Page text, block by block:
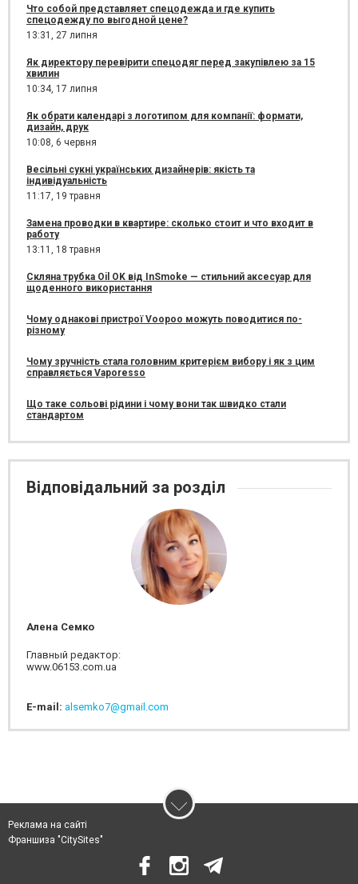
Что собой представляет спецодежда и где купить
спецодежду по выгодной цене?
13:31, 27 липня
Як директору перевірити спецодяг перед закупівлею за 15
хвилин
10:34, 17 липня
Як обрати календарі з логотипом для компанії: формати,
дизайн, друк
10:08, 6 червня
Весільні сукні українських дизайнерів: якість та
індивідуальність
11:17, 19 травня
Замена проводки в квартире: сколько стоит и что входит в
работу
13:11, 18 травня
Скляна трубка Oil OK від InSmoke — стильний аксесуар для
щоденного використання
Чому однакові пристрої Voopoo можуть поводитися по-
різному
Чому зручність стала головним критерієм вибору і як з цим
справляється Vaporesso
Що таке сольові рідини і чому вони так швидко стали
стандартом
Відповідальний за розділ
Алена Семко
Главный редактор:
www.06153.com.ua
E-mail: alsemko7@gmail.com
Реклама на сайті
Франшиза "CitySites"